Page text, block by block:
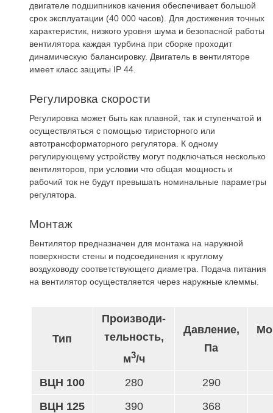
двигателе подшипников качения обеспечивает большой
срок эксплуатации (40 000 часов). Для достижения точных
характеристик, низкого уровня шума и безопасной работы
вентилятора каждая турбина при сборке проходит
динамическую балансировку. Двигатель в вентиляторе
имеет класс защиты IP 44.
Регулировка скорости
Регулировка может быть как плавной, так и ступенчатой и
осуществляться с помощью тиристорного или
автотрансформаторного регулятора. К одному
регулирующему устройству могут подключаться несколько
вентиляторов, при условии что общая мощность и
рабочий ток не будут превышать номинальные параметры
регулятора.
Монтаж
Вентилятор предназначен для монтажа на наружной
поверхности стены и подсоединения к круглому
воздуховоду соответствующего диаметра. Подача питания
на вентилятор осуществляется через наружные клеммы.
Тип
Производи-
тельность,
м3/ч
Давление,
Па
ВЦН 100 280
290
ВЦН 125
390
368